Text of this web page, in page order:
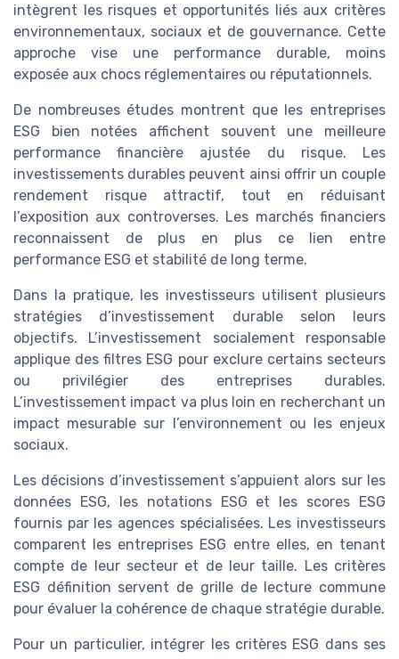
intègrent les risques et opportunités liés aux critères
environnementaux, sociaux et de gouvernance. Cette
approche vise une performance durable, moins
exposée aux chocs réglementaires ou réputationnels.
De nombreuses études montrent que les entreprises
ESG bien notées affichent souvent une meilleure
performance financière ajustée du risque. Les
investissements durables peuvent ainsi offrir un couple
rendement risque attractif, tout en réduisant
l’exposition aux controverses. Les marchés financiers
reconnaissent de plus en plus ce lien entre
performance ESG et stabilité de long terme.
Dans la pratique, les investisseurs utilisent plusieurs
stratégies d’investissement durable selon leurs
objectifs. L’investissement socialement responsable
applique des filtres ESG pour exclure certains secteurs
ou privilégier des entreprises durables.
L’investissement impact va plus loin en recherchant un
impact mesurable sur l’environnement ou les enjeux
sociaux.
Les décisions d’investissement s’appuient alors sur les
données ESG, les notations ESG et les scores ESG
fournis par les agences spécialisées. Les investisseurs
comparent les entreprises ESG entre elles, en tenant
compte de leur secteur et de leur taille. Les critères
ESG définition servent de grille de lecture commune
pour évaluer la cohérence de chaque stratégie durable.
Pour un particulier, intégrer les critères ESG dans ses